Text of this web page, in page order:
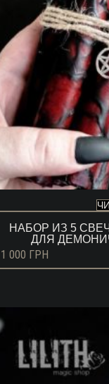
НАБОР ИЗ 5
ДЛЯ
1 000 ГРН